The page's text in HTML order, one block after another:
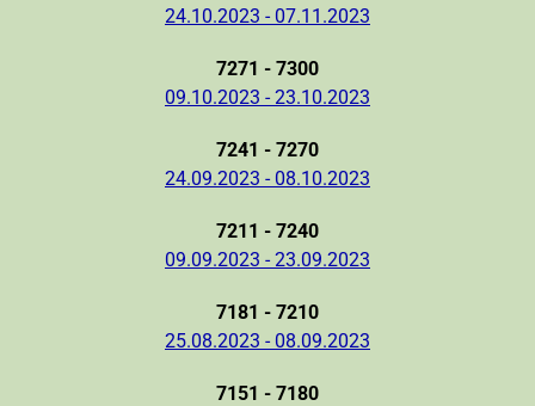
24.10.2023 - 07.11.2023
7271 - 7300
09.10.2023 - 23.10.2023
7241 - 7270
24.09.2023 - 08.10.2023
7211 - 7240
09.09.2023 - 23.09.2023
7181 - 7210
25.08.2023 - 08.09.2023
7151 - 7180